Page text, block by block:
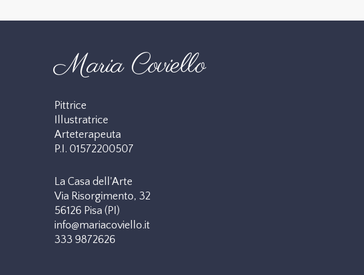
Maria Coviello
Pittrice
Illustratrice
Arteterapeuta
P.I. 01572200507
La Casa dell'Arte
Via Risorgimento, 32
56126 Pisa (PI)
info@mariacoviello.it
333 9872626